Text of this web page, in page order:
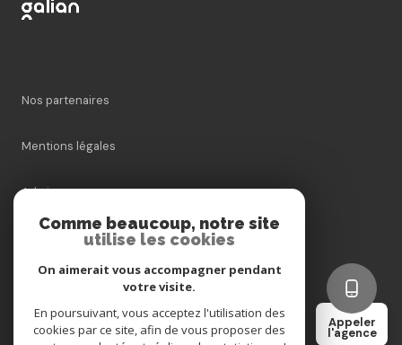
Appeler
l'agence
Nos partenaires
Mentions légales
Admin
Nos honoraires
Cookies
Comme beaucoup, notre site
utilise les cookies
On aimerait vous accompagner pendant
votre visite.
En poursuivant, vous acceptez l'utilisation des
cookies par ce site, afin de vous proposer des